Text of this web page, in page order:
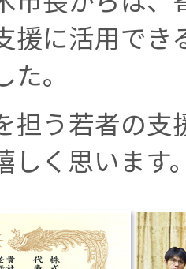
援に活用で
。
担う若者の
しく思います